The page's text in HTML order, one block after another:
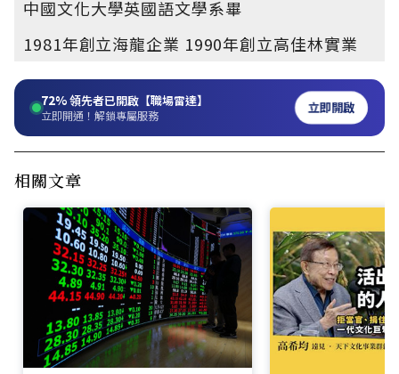
中國文化大學英國語文學系畢
1981年創立海龍企業 1990年創立高佳林實業
72%領先者已開啟【職場雷達】
立即開通！解鎖專屬服務 立即開啟
相關文章